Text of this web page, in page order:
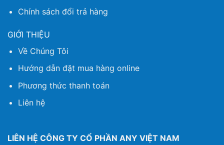
Chính sách đổi trả hàng
GIỚI THIỆU
Về Chúng Tôi
Hướng dẫn đặt mua hàng online
Phương thức thanh toán
Liên hệ
LIÊN HỆ CÔNG TY CỔ PHẦN ANY VIỆT NAM